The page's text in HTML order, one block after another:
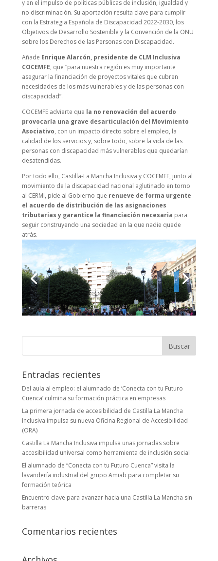
y en el impulso de políticas públicas de inclusión, igualdad y
no discriminación. Su aportación resulta clave para cumplir
con la Estrategia Española de Discapacidad 2022-2030, los
Objetivos de Desarrollo Sostenible y la Convención de la ONU
sobre los Derechos de las Personas con Discapacidad.
Añade Enrique Alarcón, presidente de CLM Inclusiva
COCEMFE, que “para nuestra región es muy importante
asegurar la financiación de proyectos vitales que cubren
necesidades de los más vulnerables y de las personas con
discapacidad”.
COCEMFE advierte que la no renovación del acuerdo
provocaría una grave desarticulación del Movimiento
Asociativo, con un impacto directo sobre el empleo, la
calidad de los servicios y, sobre todo, sobre la vida de las
personas con discapacidad más vulnerables que quedarían
desatendidas.
Por todo ello, Castilla-La Mancha Inclusiva y COCEMFE, junto al
movimiento de la discapacidad nacional aglutinado en torno
al CERMI, pide al Gobierno que renueve de forma urgente
el acuerdo de distribución de las asignaciones
tributarias y garantice la financiación necesaria para
seguir construyendo una sociedad en la que nadie quede
atrás.
Buscar:
Entradas recientes
Del aula al empleo: el alumnado de ‘Conecta con tu Futuro
Cuenca’ culmina su formación práctica en empresas
La primera jornada de accesibilidad de Castilla La Mancha
Inclusiva impulsa su nueva Oficina Regional de Accesibilidad
(ORA)
Castilla La Mancha Inclusiva impulsa unas jornadas sobre
accesibilidad universal como herramienta de inclusión social
El alumnado de “Conecta con tu Futuro Cuenca” visita la
lavandería industrial del grupo Amiab para completar su
formación teórica
Encuentro clave para avanzar hacia una Castilla La Mancha sin
barreras
Comentarios recientes